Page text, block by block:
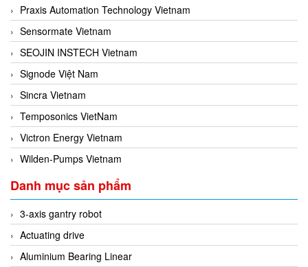
Praxis Automation Technology Vietnam
Sensormate Vietnam
SEOJIN INSTECH Vietnam
Signode Việt Nam
Sincra Vietnam
Temposonics VietNam
Victron Energy Vietnam
Wilden-Pumps Vietnam
Danh mục sản phẩm
3-axis gantry robot
Actuating drive
Aluminium Bearing Linear